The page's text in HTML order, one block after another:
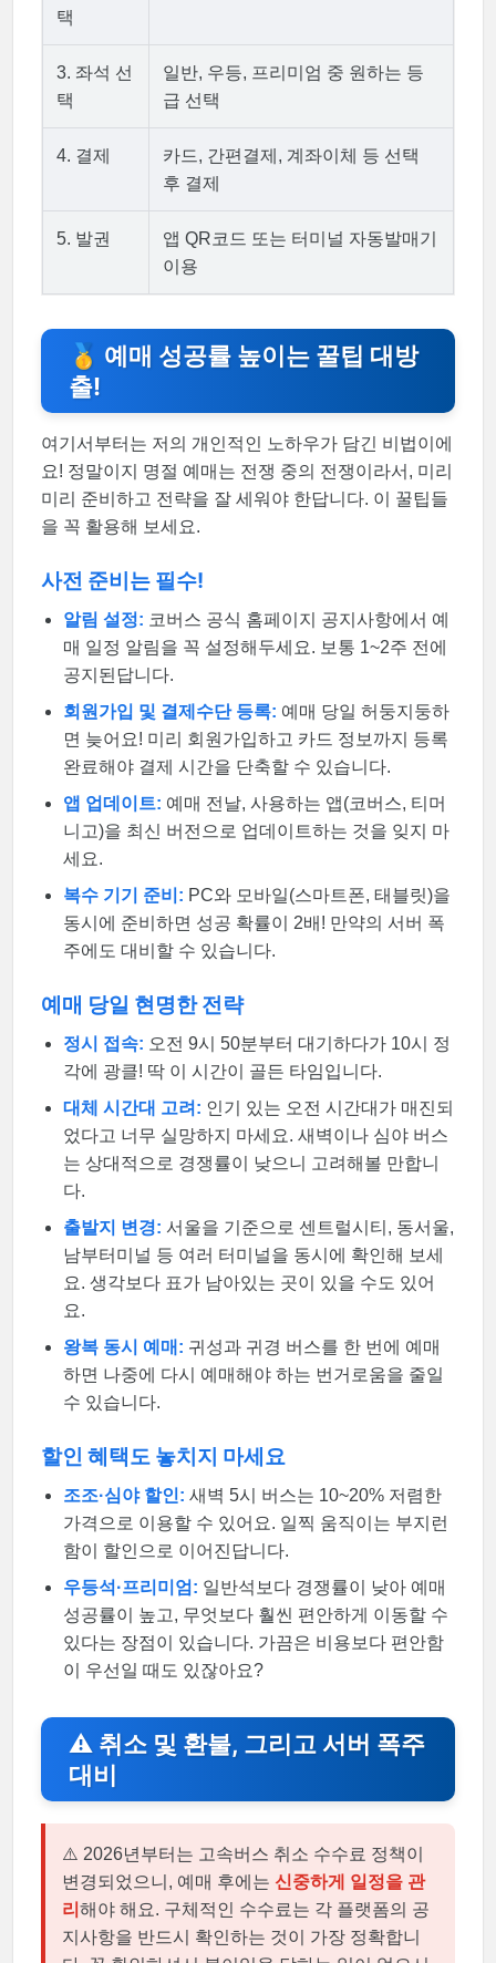
택
3. 좌석 선
택
일반, 우등, 프리미엄 중 원하는 등
급 선택
4. 결제
카드, 간편결제, 계좌이체 등 선택
후 결제
5. 발권
앱 QR코드 또는 터미널 자동발매기
이용
🥇 예매 성공률 높이는 꿀팁 대방
출!
여기서부터는 저의 개인적인 노하우가 담긴 비법이에
요! 정말이지 명절 예매는 전쟁 중의 전쟁이라서, 미리
미리 준비하고 전략을 잘 세워야 한답니다. 이 꿀팁들
을 꼭 활용해 보세요.
사전 준비는 필수!
알림 설정: 코버스 공식 홈페이지 공지사항에서 예
매 일정 알림을 꼭 설정해두세요. 보통 1~2주 전에
공지된답니다.
회원가입 및 결제수단 등록: 예매 당일 허둥지둥하
면 늦어요! 미리 회원가입하고 카드 정보까지 등록
완료해야 결제 시간을 단축할 수 있습니다.
앱 업데이트: 예매 전날, 사용하는 앱(코버스, 티머
니고)을 최신 버전으로 업데이트하는 것을 잊지 마
세요.
복수 기기 준비: PC와 모바일(스마트폰, 태블릿)을
동시에 준비하면 성공 확률이 2배! 만약의 서버 폭
주에도 대비할 수 있습니다.
예매 당일 현명한 전략
정시 접속: 오전 9시 50분부터 대기하다가 10시 정
각에 광클! 딱 이 시간이 골든 타임입니다.
대체 시간대 고려: 인기 있는 오전 시간대가 매진되
었다고 너무 실망하지 마세요. 새벽이나 심야 버스
는 상대적으로 경쟁률이 낮으니 고려해볼 만합니
다.
출발지 변경: 서울을 기준으로 센트럴시티, 동서울,
남부터미널 등 여러 터미널을 동시에 확인해 보세
요. 생각보다 표가 남아있는 곳이 있을 수도 있어
요.
왕복 동시 예매: 귀성과 귀경 버스를 한 번에 예매
하면 나중에 다시 예매해야 하는 번거로움을 줄일
수 있습니다.
할인 혜택도 놓치지 마세요
조조·심야 할인: 새벽 5시 버스는 10~20% 저렴한
가격으로 이용할 수 있어요. 일찍 움직이는 부지런
함이 할인으로 이어진답니다.
우등석·프리미엄: 일반석보다 경쟁률이 낮아 예매
성공률이 높고, 무엇보다 훨씬 편안하게 이동할 수
있다는 장점이 있습니다. 가끔은 비용보다 편안함
이 우선일 때도 있잖아요?
⚠️ 취소 및 환불, 그리고 서버 폭주
대비
⚠️ 2026년부터는 고속버스 취소 수수료 정책이
변경되었으니, 예매 후에는 신중하게 일정을 관
리 해야 해요. 구체적인 수수료는 각 플랫폼의 공
지사항을 반드시 확인하는 것이 가장 정확합니